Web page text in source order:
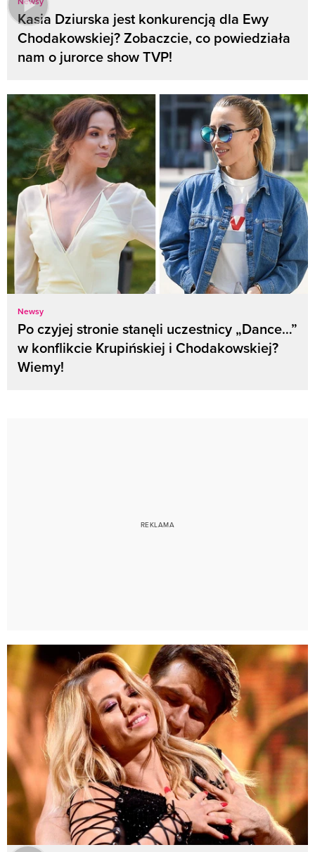
Kasia Dziurska jest konkurencją dla Ewy
Chodakowskiej? Zobaczcie, co powiedziała
nam o jurorce show TVP!
Newsy
Po czyjej stronie stanęli uczestnicy „Dance…”
w konflikcie Krupińskiej i Chodakowskiej?
Wiemy!